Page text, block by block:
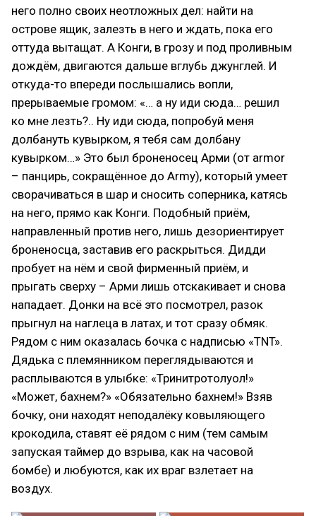
него полно своих неотложных дел: найти на
острове ящик, залезть в него и ждать, пока его
оттуда вытащат. А Конги, в грозу и под проливным
дождём, двигаются дальше вглубь джунглей. И
откуда-то впереди послышались вопли,
прерываемые громом: «… а ну иди сюда… решил
ко мне лезть?.. Ну иди сюда, попробуй меня
долбануть кувырком, я тебя сам долбану
кувырком…» Это был броненосец Арми (от armor
– панцирь, сокращённое до Army), который умеет
сворачиваться в шар и сносить соперника, катясь
на него, прямо как Конги. Подобный приём,
направленный против него, лишь дезориентирует
броненосца, заставив его раскрыться. Дидди
пробует на нём и свой фирменный приём, и
прыгать сверху – Арми лишь отскакивает и снова
нападает. Донки на всё это посмотрел, разок
прыгнул на наглеца в латах, и тот сразу обмяк.
Рядом с ним оказалась бочка с надписью «TNT».
Дядька с племянником переглядываются и
расплываются в улыбке: «Тринитротолуол!»
«Может, бахнем?» «Обязательно бахнем!» Взяв
бочку, они находят неподалёку ковыляющего
крокодила, ставят её рядом с ним (тем самым
запуская таймер до взрыва, как на часовой
бомбе) и любуются, как их враг взлетает на
воздух.